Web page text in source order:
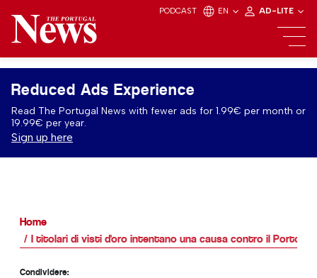
PODCAST EN AD-LITE
Reduced Ads Experience
Read The Portugal News with fewer ads for 1.99€ per month or
19.99€ per year.
Sign up here
Home
I titolari di visti d'oro intentano una causa contro il
Condividere: